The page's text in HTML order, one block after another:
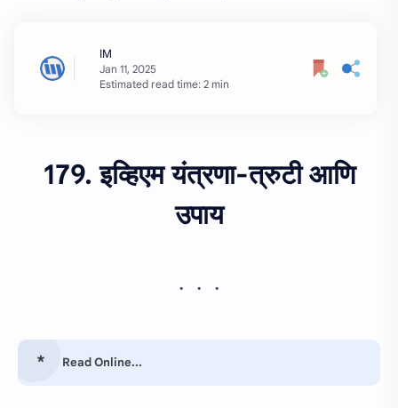
Estimated read time: 2 min
179. इव्हिएम यंत्रणा-त्रुटी आणि
उपाय
Read Online...